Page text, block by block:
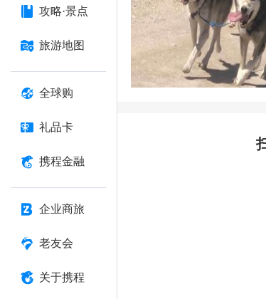
攻略·景点
旅游地图
全球购
礼品卡
携程金融
企业商旅
老友会
关于携程